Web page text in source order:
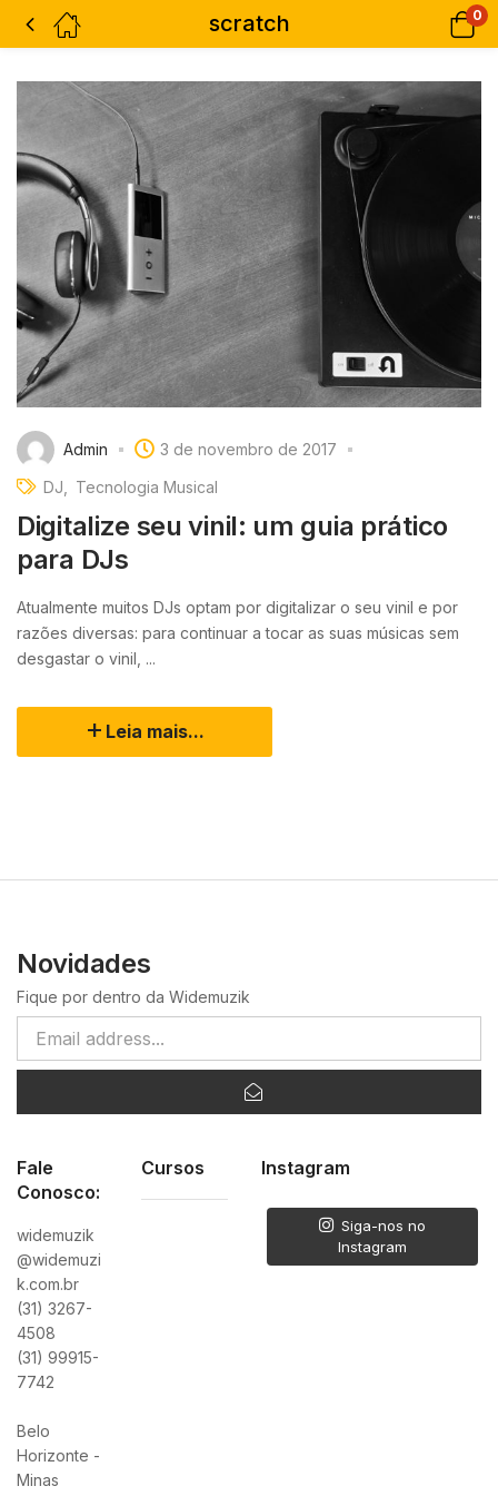
scratch 0
Admin
3 de novembro de 2017
DJ
Tecnologia Musical
Digitalize seu vinil: um guia prático
para DJs
Atualmente muitos DJs optam por digitalizar o seu vinil e por
razões diversas: para continuar a tocar as suas músicas sem
desgastar o vinil, ...
Leia mais...
Novidades
Fique por dentro da Widemuzik
Fale
Conosco:
widemuzik
@widemuzi
k.com.br
(31) 3267-
4508
(31) 99915-
7742
Belo
Horizonte -
Minas
Cursos Instagram
Siga-nos no
Instagram